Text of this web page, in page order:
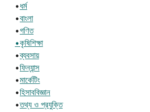
•ধর্ম
•বাংলা
•গণিত
•কৃষিশিক্ষা
•ব্যবসায়
•ফিন্যান্স
•মার্কেটিং
•হিসাববিজ্ঞান
•তথ্য ও প্রযুক্তি